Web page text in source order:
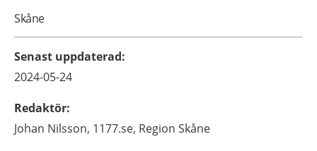
Skåne
Senast uppdaterad:
2024-05-24
Redaktör:
Johan Nilsson, 1177.se, Region Skåne